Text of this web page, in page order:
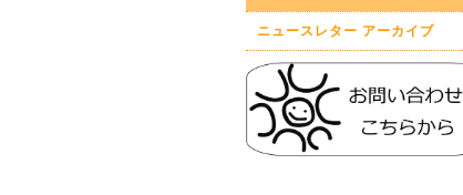
ニュースレター アーカイブ